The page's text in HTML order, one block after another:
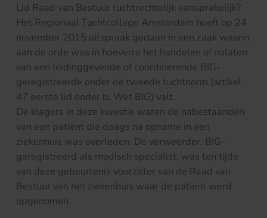
Lid Raad van Bestuur tuchtrechtelijk aansprakelijk?
Het Regionaal Tuchtcollege Amsterdam heeft op 24
november 2015 uitspraak gedaan in een zaak waarin
aan de orde was in hoeverre het handelen of nalaten
van een leidinggevende of coördinerende BIG-
geregistreerde onder de tweede tuchtnorm (artikel
47 eerste lid onder b, Wet BIG) valt.
De klagers in deze kwestie waren de nabestaanden
van een patiënt die daags na opname in een
ziekenhuis was overleden. De verweerder, BIG-
geregistreerd als medisch specialist, was ten tijde
van deze gebeurtenis voorzitter van de Raad van
Bestuur van het ziekenhuis waar de patiënt werd
opgenomen.